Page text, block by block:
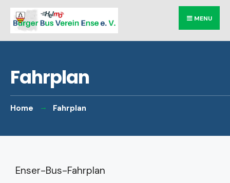
MENU
Fahrplan
Home Fahrplan
Enser-Bus-Fahrplan